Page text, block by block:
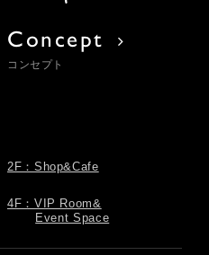
Concept
コンセプト
2F：Shop&Cafe
4F：VIP Room&
Event Space